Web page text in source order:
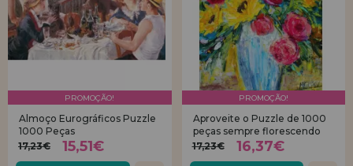
PROMOÇÃO!
Almoço Eurográficos Puzzle
1000 Peças
17,23€
15,51€
PROMOÇÃO!
Aproveite o Puzzle de 1000
peças sempre florescendo
17,23€
16,37€